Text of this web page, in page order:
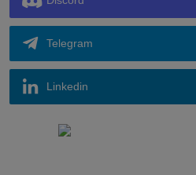
Telegram
Linkedin